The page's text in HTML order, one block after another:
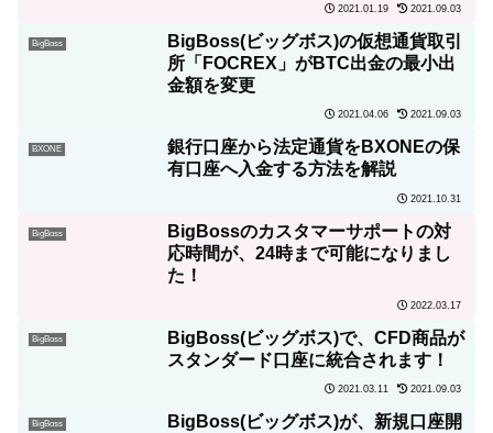
2021.01.19 2021.09.03
BigBoss
BigBoss(ビッグボス)の仮想通貨取引
所「FOCREX」がBTC出金の最小出
金額を変更
2021.04.06 2021.09.03
BXONE
銀行口座から法定通貨をBXONEの保
有口座へ入金する方法を解説
2021.10.31
BigBoss
BigBossのカスタマーサポートの対
応時間が、24時まで可能になりまし
た！
2022.03.17
BigBoss
BigBoss(ビッグボス)で、CFD商品が
スタンダード口座に統合されます！
2021.03.11 2021.09.03
BigBoss
BigBoss(ビッグボス)が、新規口座開